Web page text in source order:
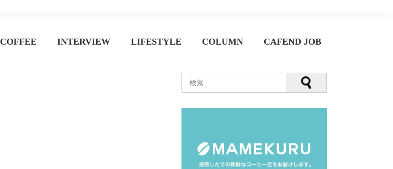
COFFEE INTERVIEW LIFESTYLE COLUMN CAFEND JOB